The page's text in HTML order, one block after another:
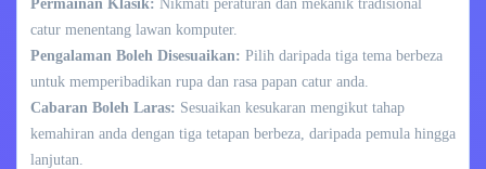
Permainan Klasik: Nikmati peraturan dan mekanik tradisional
catur menentang lawan komputer.
Pengalaman Boleh Disesuaikan: Pilih daripada tiga tema berbeza
untuk memperibadikan rupa dan rasa papan catur anda.
Cabaran Boleh Laras: Sesuaikan kesukaran mengikut tahap
kemahiran anda dengan tiga tetapan berbeza, daripada pemula hingga
lanjutan.